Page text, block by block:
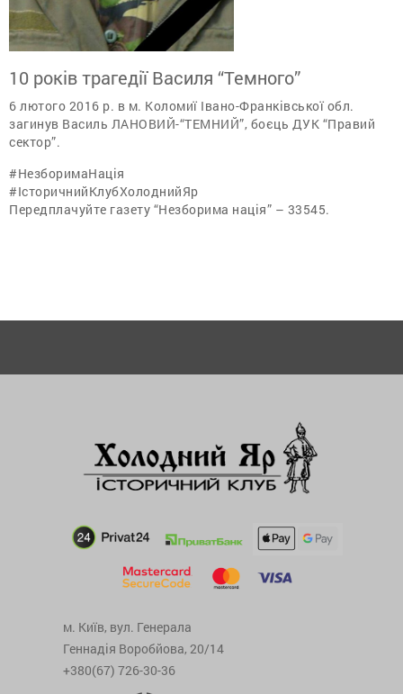
10 років трагедії Василя “Темного”
6 лютого 2016 р. в м. Коломиї Івано-Франківської обл.
загинув Василь ЛАНОВИЙ-“ТЕМНИЙ”, боєць ДУК “Правий
сектор”.
#НезборимаНація
#ІсторичнийКлубХолоднийЯр
Передплачуйте газету “Незборима нація” – 33545.
м. Київ, вул. Генерала
Геннадія Воробйова, 20/14
+380(67) 726-30-36